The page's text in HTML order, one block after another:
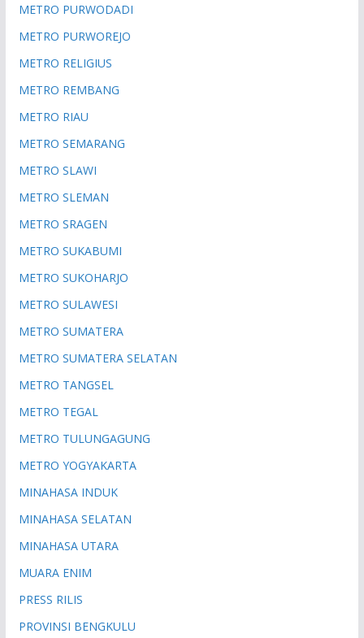
METRO PURWODADI
METRO PURWOREJO
METRO RELIGIUS
METRO REMBANG
METRO RIAU
METRO SEMARANG
METRO SLAWI
METRO SLEMAN
METRO SRAGEN
METRO SUKABUMI
METRO SUKOHARJO
METRO SULAWESI
METRO SUMATERA
METRO SUMATERA SELATAN
METRO TANGSEL
METRO TEGAL
METRO TULUNGAGUNG
METRO YOGYAKARTA
MINAHASA INDUK
MINAHASA SELATAN
MINAHASA UTARA
MUARA ENIM
PRESS RILIS
PROVINSI BENGKULU